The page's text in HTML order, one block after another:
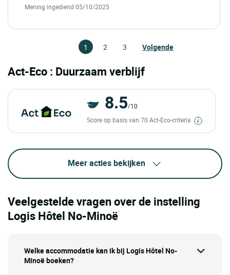
Mening ingediend 05/10/2025
1 2 3 Volgende
Act-Eco : Duurzaam verblijf
8.5/10
Score op basis van 70 Act-Eco-criteria
Meer acties bekijken
Veelgestelde vragen over de instelling
Logis Hôtel No-Minoë
Welke accommodatie kan ik bij Logis Hôtel No-
Minoë boeken?